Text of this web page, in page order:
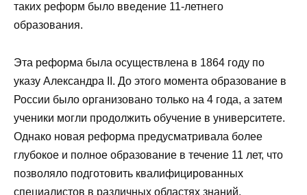
таких реформ было введение 11-летнего
образования.
Эта реформа была осуществлена в 1864 году по
указу Александра II. До этого момента образование в
России было организовано только на 4 года, а затем
ученики могли продолжить обучение в университете.
Однако новая реформа предусматривала более
глубокое и полное образование в течение 11 лет, что
позволяло подготовить квалифицированных
специалистов в различных областях знаний.